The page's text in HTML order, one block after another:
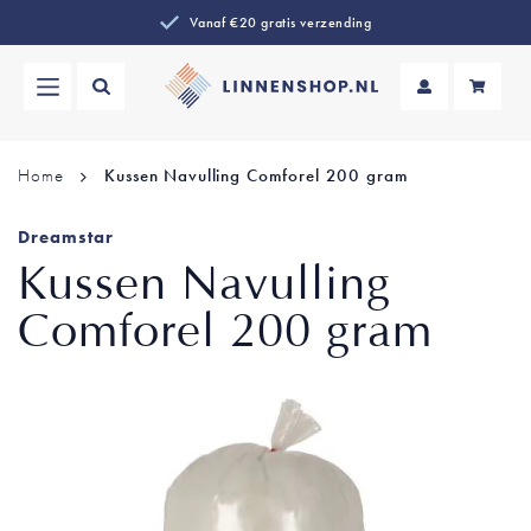
Vanaf €20 gratis verzending
Home Kussen Navulling Comforel 200 gram
Dreamstar
Kussen Navulling
Comforel 200 gram